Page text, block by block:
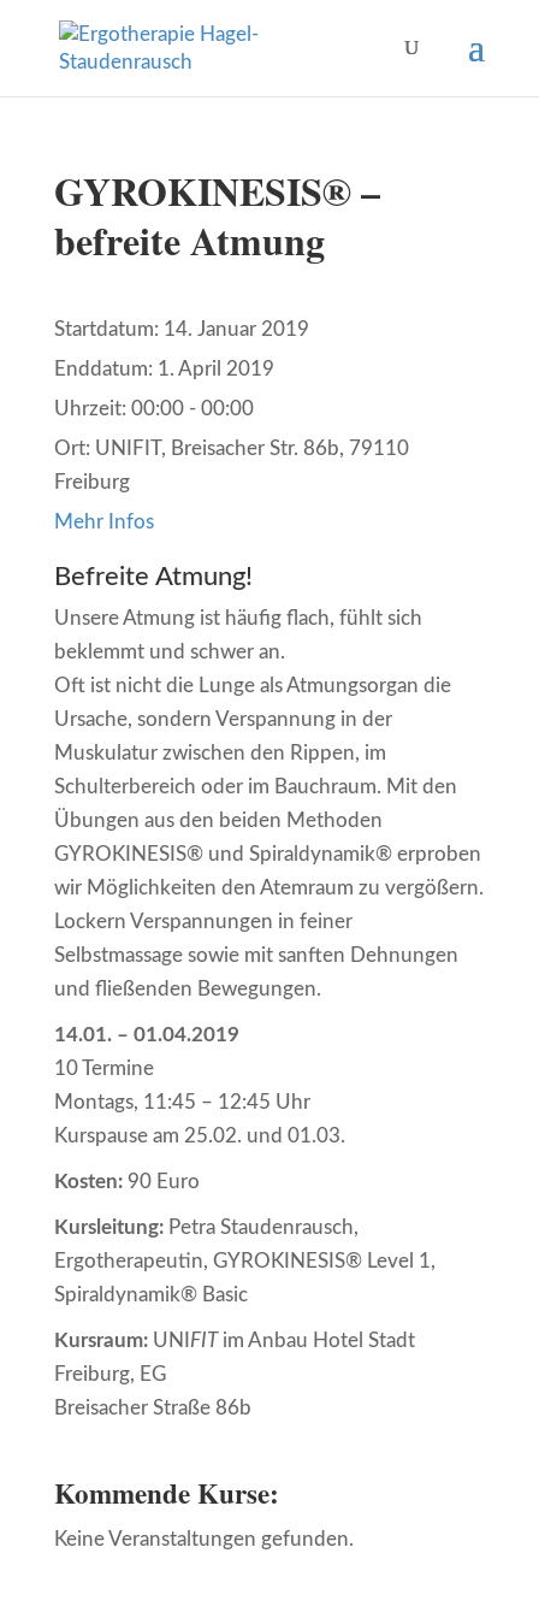
GYROKINESIS® –
befreite Atmung
Startdatum: 14. Januar 2019
Enddatum: 1. April 2019
Uhrzeit: 00:00 - 00:00
Ort: UNIFIT, Breisacher Str. 86b, 79110
Freiburg
Mehr Infos
Befreite Atmung!
Unsere Atmung ist häufig flach, fühlt sich
beklemmt und schwer an.
Oft ist nicht die Lunge als Atmungsorgan die
Ursache, sondern Verspannung in der
Muskulatur zwischen den Rippen, im
Schulterbereich oder im Bauchraum. Mit den
Übungen aus den beiden Methoden
GYROKINESIS® und Spiraldynamik® erproben
wir Möglichkeiten den Atemraum zu vergößern.
Lockern Verspannungen in feiner
Selbstmassage sowie mit sanften Dehnungen
und fließenden Bewegungen.
14.01. – 01.04.2019
10 Termine
Montags, 11:45 – 12:45 Uhr
Kurspause am 25.02. und 01.03.
Kosten:90 Euro
Kursleitung:Petra Staudenrausch,
Ergotherapeutin, GYROKINESIS® Level 1,
Spiraldynamik® Basic
Kursraum: UNI FITim Anbau Hotel Stadt
Freiburg, EG
Breisacher Straße 86b
Kommende Kurse:
Keine Veranstaltungen gefunden.